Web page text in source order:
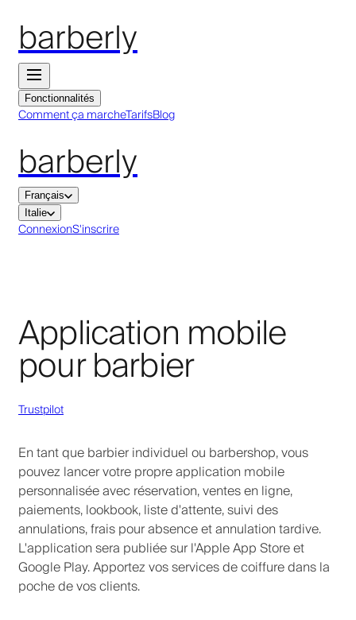
barberly
Fonctionnalités
Comment ça marcheTarifsBlog
barberly
Français
Italie
ConnexionS'inscrire
Application mobile
pour barbier
Trustpilot
En tant que barbier individuel ou barbershop, vous
pouvez lancer votre propre application mobile
personnalisée avec réservation, ventes en ligne,
paiements, lookbook, liste d'attente, suivi des
annulations, frais pour absence et annulation tardive.
L'application sera publiée sur l'Apple App Store et
Google Play. Apportez vos services de coiffure dans la
poche de vos clients.